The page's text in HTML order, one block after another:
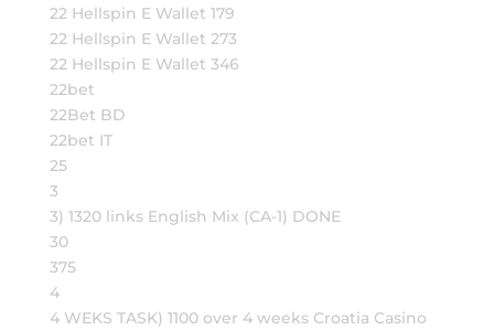
22 Hellspin E Wallet 179
22 Hellspin E Wallet 273
22 Hellspin E Wallet 346
22bet
22Bet BD
22bet IT
25
3
3) 1320 links English Mix (CA-1) DONE
30
375
4
4 WEKS TASK) 1100 over 4 weeks Croatia Casino